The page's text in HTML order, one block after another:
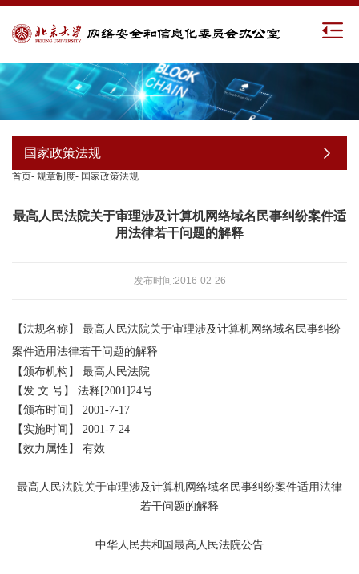
国家政策法规
首页- 规章制度- 国家政策法规
最高人民法院关于审理涉及计算机网络域名民事纠纷案件适
用法律若干问题的解释
发布时间:2016-02-26
【法规名称】
最高人民法院关于审理涉及计算机网络域名民事纠纷
案件适用法律若干问题的解释
【颁布机构】
最高人民法院
【发 文 号】 法释 [2001]24号
【颁布时间】
2001-7-17
【实施时间】
2001-7-24
【效力属性】
有效
最高人民法院关于审理涉及计算机网络域名民事纠纷案件适用法律
若干问题的解释
中华人民共和国最高人民法院公告